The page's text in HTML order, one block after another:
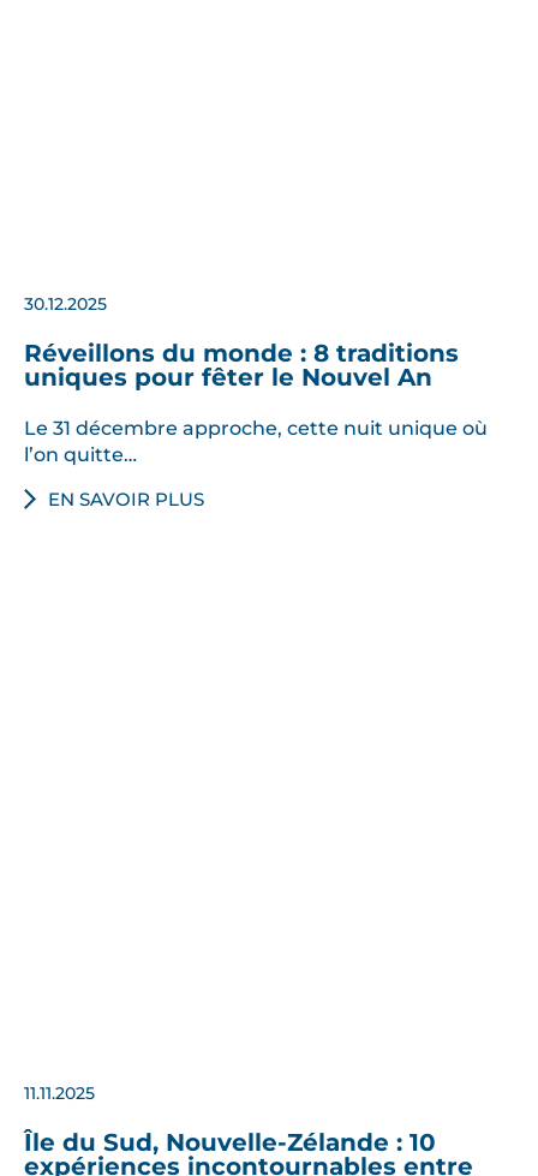
30.12.2025
Réveillons du monde : 8 traditions
uniques pour fêter le Nouvel An
Le 31 décembre approche, cette nuit unique où
l’on quitte…
EN SAVOIR PLUS
11.11.2025
Île du Sud, Nouvelle-Zélande : 10
expériences incontournables entre